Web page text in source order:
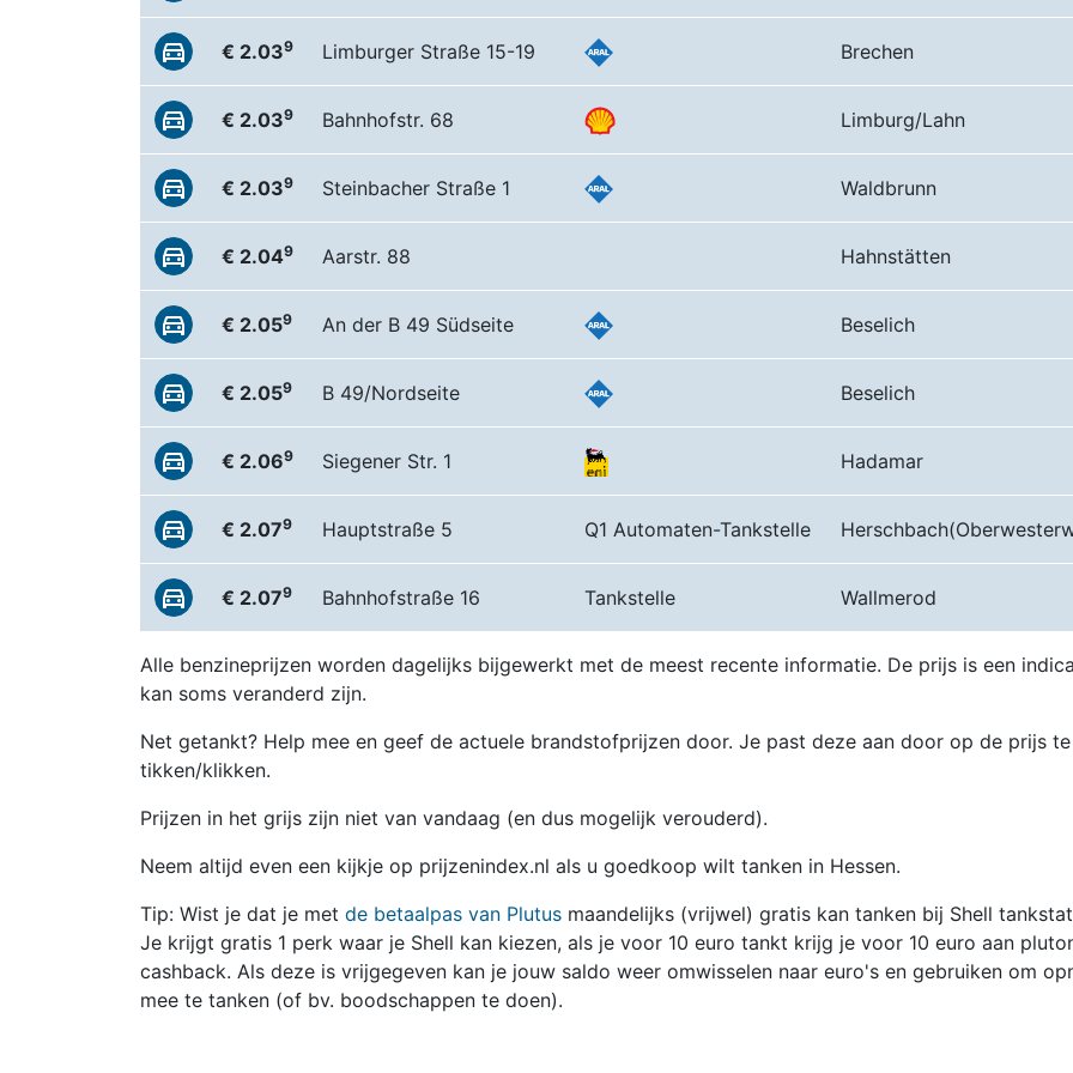
€ 2.039 Limburger Straße 15-19 Brechen
€ 2.039 Bahnhofstr. 68 Limburg/Lahn
€ 2.039 Steinbacher Straße 1 Waldbrunn
€ 2.049 Aarstr. 88 Hahnstätten
€ 2.059 An der B 49 Südseite Beselich
€ 2.059 B 49/Nordseite Beselich
€ 2.069 Siegener Str. 1 Hadamar
€ 2.079 Hauptstraße 5 Q1 Automaten-Tankstelle
€ 2.079 Bahnhofstraße 16 Tankstelle Wallmerod
Alle benzineprijzen worden dagelijks bijgewerkt met de meest recente informatie. De prijs is een
kan soms veranderd zijn.
Net getankt? Help mee en geef de actuele brandstofprijzen door. Je past deze aan door op de prijs te
tikken/klikken.
Prijzen in het grijs zijn niet van vandaag (en dus mogelijk verouderd).
Neem altijd even een kijkje op prijzenindex.nl als u goedkoop wilt tanken in Hessen.
Tip: Wist je dat je met de betaalpas van Plutus maandelijks (vrijwel) gratis kan tanken bij Shell
Je krijgt gratis 1 perk waar je Shell kan kiezen, als je voor 10 euro tankt krijg je voor 10 euro aan
cashback. Als deze is vrijgegeven kan je jouw saldo weer omwisselen naar euro's en gebruiken om
mee te tanken (of bv. boodschappen te doen).